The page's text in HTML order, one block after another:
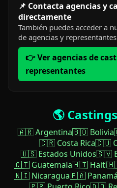
📌 Contacta agencias y
directamente
También puedes acceder a
de agencias y
👉 Ver agencias de
representantes
🌎
🇦🇷 Argentina🇧🇴 Bolivia
🇨🇷 Costa Rica🇨🇺
🇺🇸 Estados Unidos🇸🇻
🇬🇹 Guatemala🇭🇹 Haití
🇳🇮 Nicaragua🇵🇦 Panamá